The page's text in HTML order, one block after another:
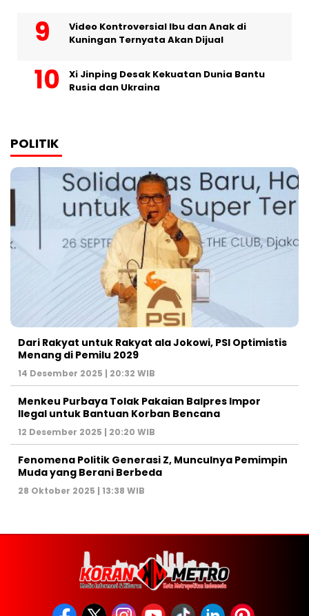
Video Kontroversial Ibu dan Anak di
Kuningan Ternyata Akan Dijual
Xi Jinping Desak Kekuatan Dunia Bantu
Rusia dan Ukraina
POLITIK
Dari Rakyat untuk Rakyat ala Jokowi, PSI Optimistis
Menang di Pemilu 2029
14 Desember 2025 | 20:32 WIB
Menkeu Purbaya Tolak Pakaian Balpres Impor
Ilegal untuk Bantuan Korban Bencana
12 Desember 2025 | 20:20 WIB
Fenomena Politik Generasi Z, Munculnya Pemimpin
Muda yang Berani Berbeda
28 Oktober 2025 | 13:38 WIB